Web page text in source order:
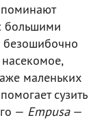
большими
безошибочно
маленьких
сузить
— Empusa—